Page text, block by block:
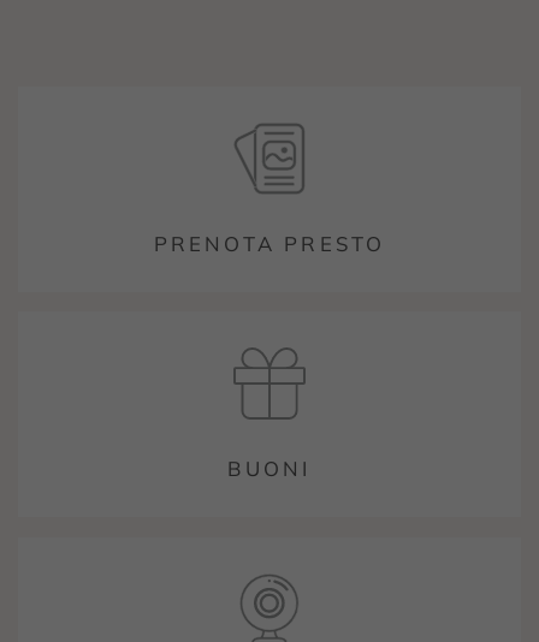
PRENOTA PRESTO
BUONI